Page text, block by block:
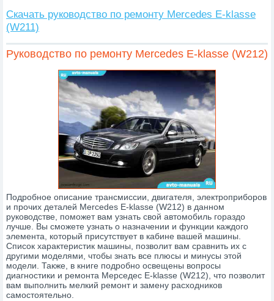
Скачать руководство по ремонту Mercedes E-klasse
(W211)
Руководство по ремонту Mercedes E-klasse (W212)
Подробное описание трансмиссии, двигателя, электроприборов
и прочих деталей Mercedes E-klasse (W212) в данном
руководстве, поможет вам узнать свой автомобиль гораздо
лучше. Вы сможете узнать о назначении и функции каждого
элемента, который присутствует в кабине вашей машины.
Список характеристик машины, позволит вам сравнить их с
другими моделями, чтобы знать все плюсы и минусы этой
модели. Также, в книге подробно освещены вопросы
диагностики и ремонта Мерседес E-klasse (W212), что позволит
вам выполнить мелкий ремонт и замену расходников
самостоятельно.